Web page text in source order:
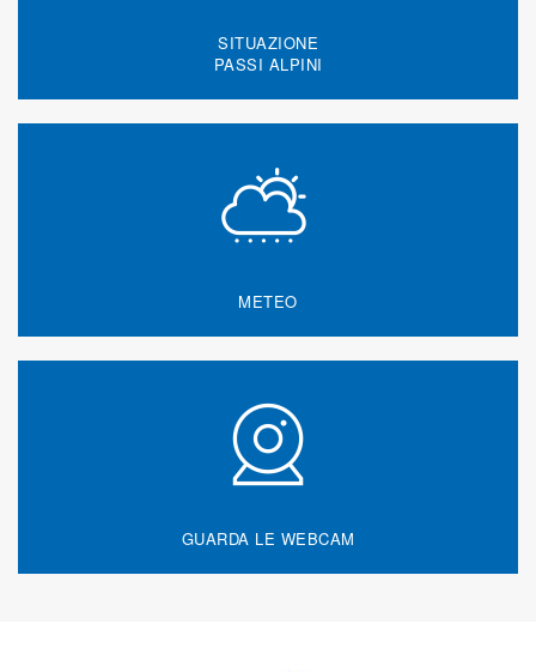
SITUAZIONE
PASSI ALPINI
METEO
GUARDA LE WEBCAM